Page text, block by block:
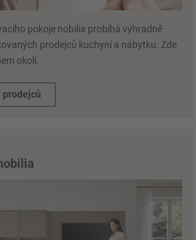
pokoje nobilia probíhá výhradně
prodejců kuchyní a nábytku. Zde
okolí.
prodejců